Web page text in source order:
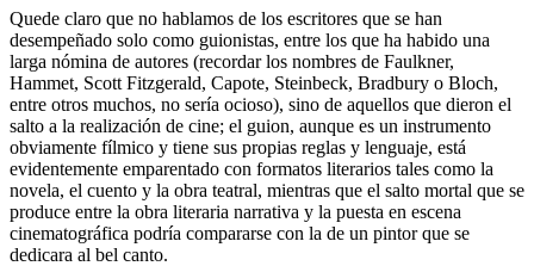
Quede claro que no hablamos de los escritores que se han
desempeñado solo como guionistas, entre los que ha habido una
larga nómina de autores (recordar los nombres de Faulkner,
Hammet, Scott Fitzgerald, Capote, Steinbeck, Bradbury o Bloch,
entre otros muchos, no sería ocioso), sino de aquellos que dieron el
salto a la realización de cine; el guion, aunque es un instrumento
obviamente fílmico y tiene sus propias reglas y lenguaje, está
evidentemente emparentado con formatos literarios tales como la
novela, el cuento y la obra teatral, mientras que el salto mortal que se
produce entre la obra literaria narrativa y la puesta en escena
cinematográfica podría compararse con la de un pintor que se
dedicara al bel canto.